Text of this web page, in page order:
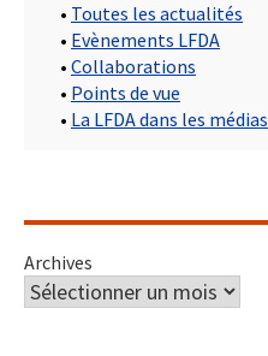
• Toutes les actualités
• Evènements LFDA
• Collaborations
• Points de vue
• La LFDA dans les médias
Archives